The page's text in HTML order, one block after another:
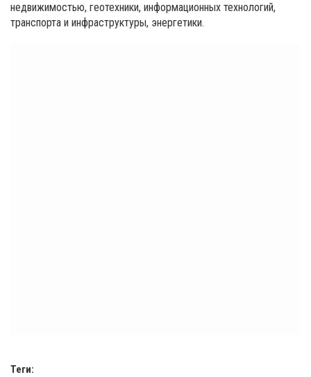
недвижимостью, геотехники, информационных технологий,
транспорта и инфраструктуры, энергетики.
Теги: